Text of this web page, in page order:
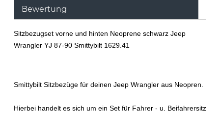
Bewertung
Sitzbezugset vorne und hinten Neoprene schwarz Jeep
Wrangler YJ 87-90 Smittybilt 1629.41
Smittybilt Sitzbezüge für deinen Jeep Wrangler aus Neopren.
Hierbei handelt es sich um ein Set für Fahrer - u. Beifahrersitz